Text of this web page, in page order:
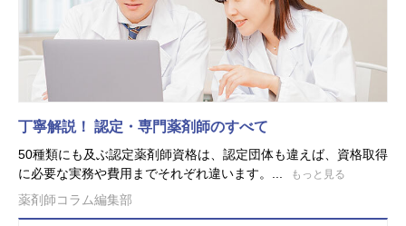
丁寧解説！ 認定・専門薬剤師のすべて
50種類にも及ぶ認定薬剤師資格は、認定団体も違えば、資格取得
に必要な実務や費用までそれぞれ違います。...
もっと見る
薬剤師コラム編集部